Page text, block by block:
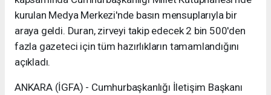
kurulan Medya Merkezi'nde basın mensuplarıyla bir
araya geldi. Duran, zirveyi takip edecek 2 bin 500'den
fazla gazeteci için tüm hazırlıkların tamamlandığını
açıkladı.
ANKARA (İGFA) - Cumhurbaşkanlığı İletişim Başkanı